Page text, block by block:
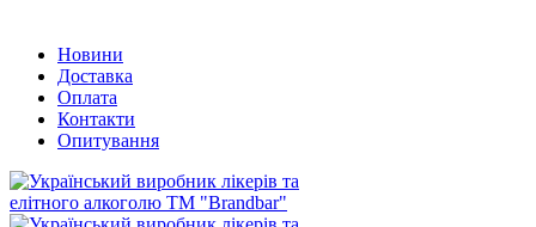
Новини
Доставка
Оплата
Контакти
Опитування